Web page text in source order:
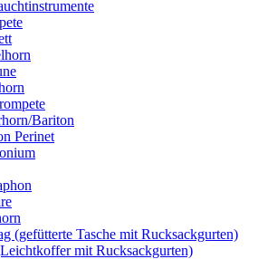
Bariton
Perinet
(gefütterte Tasche mit Rucksackgurten)
mit Rucksackgurten)